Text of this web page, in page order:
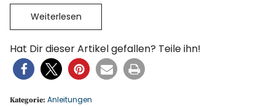
Weiterlesen
Hat Dir dieser Artikel gefallen? Teile ihn!
Kategorie:Anleitungen